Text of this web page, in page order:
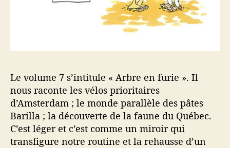
Le volume 7 s’intitule « Arbre en furie ». Il
nous raconte les vélos prioritaires
d’Amsterdam ; le monde parallèle des pâtes
Barilla ; la découverte de la faune du Québec.
C’est léger et c’est comme un miroir qui
transfigure notre routine et la rehausse d’un